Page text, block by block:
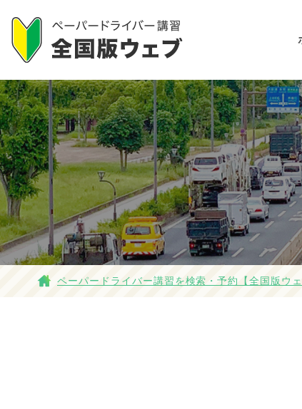
ペーパードライバー講習を検索・予約【全国版ウェ